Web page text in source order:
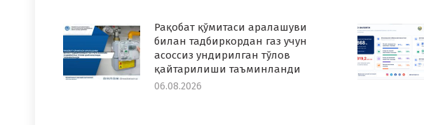
Рақобат қўмитаси аралашуви
билан тадбиркордан газ учун
асоссиз ундирилган тўлов
қайтарилиши таъминланди
06.08.2026